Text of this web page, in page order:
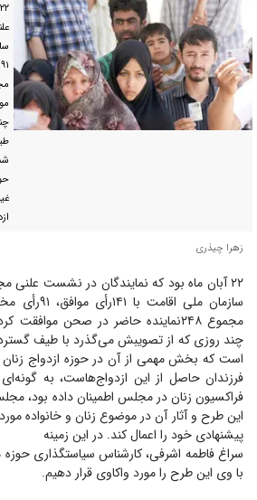
زهرا چیذری
۲۲ آبان ماه بود که نمایندگان در نشست
سازمان ملی
مجموع ۲۴۸نماینده حاضر در صحن
چند روزی که از تصویبش می‌گذرد با طیف
است که بخش مهمی از آن در حوزه ازدواج زنان
فرزندان حاصل از این ازدواج‌هاست، به
فراکسیون زنان در مجلس اطمینان داده بود،
این طرح و آثار آن در موضوع زنان و خانواده
پیشنهادی خود را اعمال کند. در این زمینه
سراغ فاطمه اشرفی، کارشناس سیاستگذاری حوزه
با وی این طرح را مورد واکاوی قرار دهیم.